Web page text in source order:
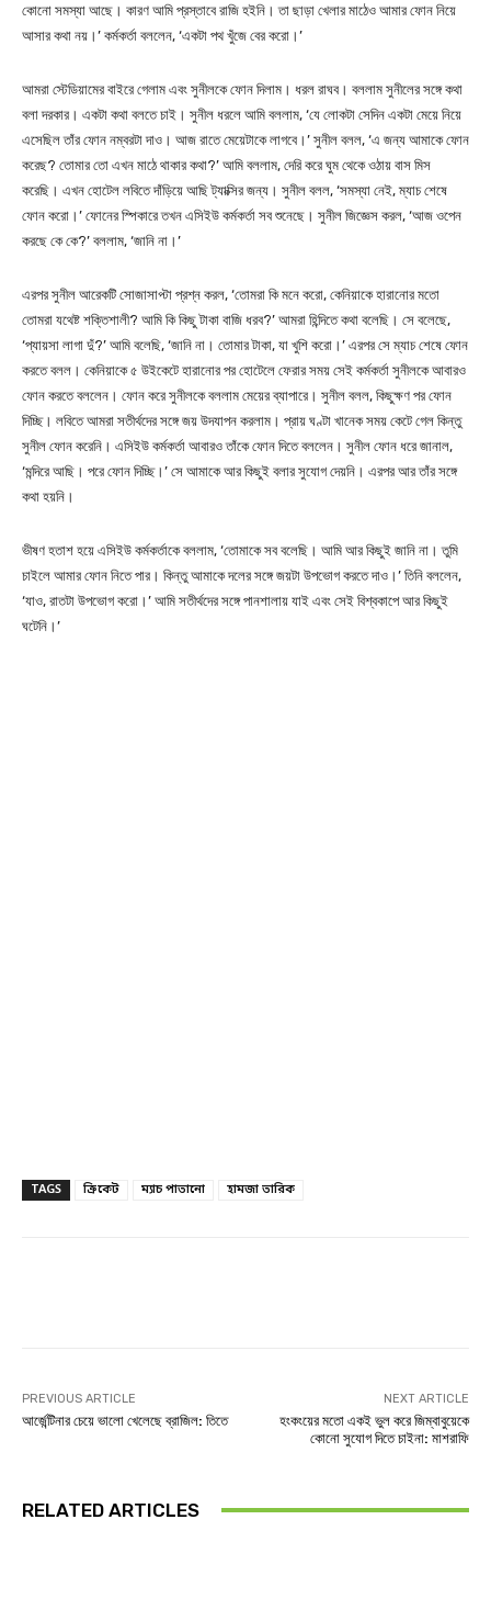
কোনো সমস্যা আছে। কারণ আমি প্রস্তাবে রাজি হইনি। তা ছাড়া খেলার মাঠেও আমার ফোন নিয়ে
আসার কথা নয়।’ কর্মকর্তা বললেন, ‘একটা পথ খুঁজে বের করো।’
আমরা স্টেডিয়ামের বাইরে গেলাম এবং সুনীলকে ফোন দিলাম। ধরল রাঘব। বললাম সুনীলের সঙ্গে কথা
বলা দরকার। একটা কথা বলতে চাই। সুনীল ধরলে আমি বললাম, ‘যে লোকটা সেদিন একটা মেয়ে নিয়ে
এসেছিল তাঁর ফোন নম্বরটা দাও। আজ রাতে মেয়েটাকে লাগবে।’ সুনীল বলল, ‘এ জন্য আমাকে ফোন
করেছ? তোমার তো এখন মাঠে থাকার কথা?’ আমি বললাম, দেরি করে ঘুম থেকে ওঠায় বাস মিস
করেছি। এখন হোটেল লবিতে দাঁড়িয়ে আছি ট্যাক্সির জন্য। সুনীল বলল, ‘সমস্যা নেই, ম্যাচ শেষে
ফোন করো।’ ফোনের স্পিকারে তখন এসিইউ কর্মকর্তা সব শুনেছে। সুনীল জিজ্ঞেস করল, ‘আজ ওপেন
করছে কে কে?’ বললাম, ‘জানি না।’
এরপর সুনীল আরেকটি সোজাসাপ্টা প্রশ্ন করল, ‘তোমরা কি মনে করো, কেনিয়াকে হারানোর মতো
তোমরা যথেষ্ট শক্তিশালী? আমি কি কিছু টাকা বাজি ধরব?’ আমরা হিন্দিতে কথা বলেছি। সে বলেছে,
‘প্যায়সা লাগা দুঁ?’ আমি বলেছি, ‘জানি না। তোমার টাকা, যা খুশি করো।’ এরপর সে ম্যাচ শেষে ফোন
করতে বলল। কেনিয়াকে ৫ উইকেটে হারানোর পর হোটেলে ফেরার সময় সেই কর্মকর্তা সুনীলকে আবারও
ফোন করতে বললেন। ফোন করে সুনীলকে বললাম মেয়ের ব্যাপারে। সুনীল বলল, কিছুক্ষণ পর ফোন
দিচ্ছি। লবিতে আমরা সতীর্থদের সঙ্গে জয় উদযাপন করলাম। প্রায় ঘণ্টা খানেক সময় কেটে গেল কিন্তু
সুনীল ফোন করেনি। এসিইউ কর্মকর্তা আবারও তাঁকে ফোন দিতে বললেন। সুনীল ফোন ধরে জানাল,
‘মন্দিরে আছি। পরে ফোন দিচ্ছি।’ সে আমাকে আর কিছুই বলার সুযোগ দেয়নি। এরপর আর তাঁর সঙ্গে
কথা হয়নি।
ভীষণ হতাশ হয়ে এসিইউ কর্মকর্তাকে বললাম, ‘তোমাকে সব বলেছি। আমি আর কিছুই জানি না। তুমি
চাইলে আমার ফোন নিতে পার। কিন্তু আমাকে দলের সঙ্গে জয়টা উপভোগ করতে দাও।’ তিনি বললেন,
‘যাও, রাতটা উপভোগ করো।’ আমি সতীর্থদের সঙ্গে পানশালায় যাই এবং সেই বিশ্বকাপে আর কিছুই
ঘটেনি।’
TAGS ক্রিকেট ম্যাচ পাতানো হামজা তারিক
PREVIOUS ARTICLE
আর্জেন্টিনার চেয়ে ভালো খেলেছে ব্রাজিল: তিতে
NEXT ARTICLE
হংকংয়ের মতো একই ভুল করে জিম্বাবুয়েকে
কোনো সুযোগ দিতে চাইনা: মাশরাফি
RELATED ARTICLES